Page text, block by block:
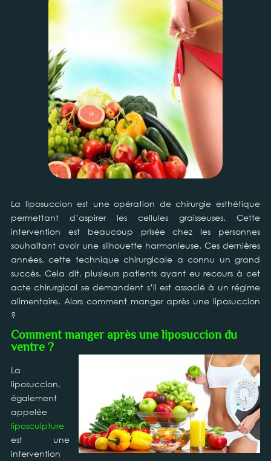
La liposuccion est une opération de chirurgie esthétique
permettant d’aspirer les cellules graisseuses. Cette
intervention est beaucoup prisée chez les personnes
souhaitant avoir une silhouette harmonieuse. Ces dernières
années, cette technique chirurgicale a connu un grand
succès. Cela dit, plusieurs patients ayant eu recours à cet
acte chirurgical se demandent s’il est associé à un régime
alimentaire. Alors comment manger après une liposuccion
?
Comment manger après une liposuccion du
ventre ?
La
liposuccion,
également
appelée
liposculpture
est une
intervention